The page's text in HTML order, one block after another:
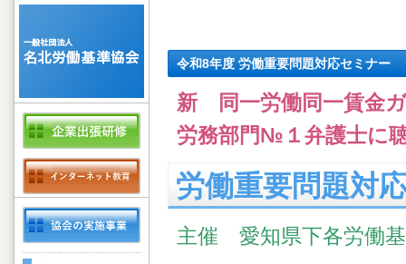
令和8年度 労働重要問題対応セミナー
新 同一労働同一賃金
労務部門№１弁護士に
労働重要問題対
主催 愛知県下各労働